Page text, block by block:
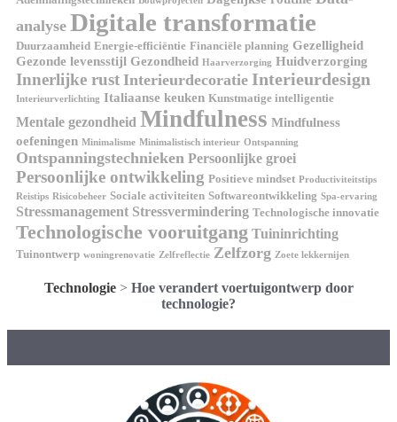
analyse Digitale transformatie
Duurzaamheid Energie-efficiëntie Financiële planning Gezelligheid
Gezonde levensstijl Gezondheid Haarverzorging Huidverzorging
Innerlijke rust Interieurdecoratie Interieurdesign
Interieurverlichting Italiaanse keuken Kunstmatige intelligentie
Mentale gezondheid Mindfulness Mindfulness
oefeningen Minimalisme Minimalistisch interieur Ontspanning
Ontspanningstechnieken Persoonlijke groei
Persoonlijke ontwikkeling Positieve mindset Productiviteitstips
Reistips Risicobeheer Sociale activiteiten Softwareontwikkeling Spa-ervaring
Stressmanagement Stressvermindering Technologische innovatie
Technologische vooruitgang Tuininrichting
Tuinontwerp woningrenovatie Zelfreflectie Zelfzorg Zoete lekkernijen
Technologie> Hoe verandert voertuigontwerp door
technologie?